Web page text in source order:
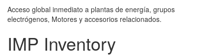
Acceso global inmediato a plantas de energía, grupos
electrógenos, Motores y accesorios relacionados.
IMP Inventory